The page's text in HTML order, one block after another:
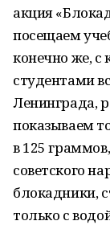
акция
посещаем
конечно же, с
студентами
Ленинграда,
показываем
в 125
советского
блокадники,
только с